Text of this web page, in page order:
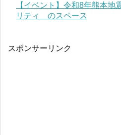
【イベント】令和8年熊本
リティ のスペース
スポンサーリンク